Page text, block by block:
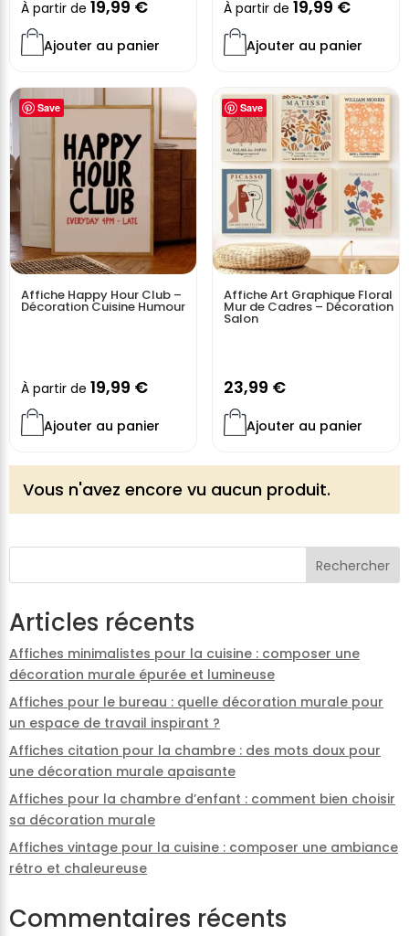
À partir de 19,99 €
Ajouter au panier
À partir de 19,99 €
Ajouter au panier
Save
Affiche Happy Hour Club –
Décoration Cuisine Humour
À partir de 19,99 €
Ajouter au panier
Save
Affiche Art Graphique Floral
Mur de Cadres – Décoration
Salon
23,99 €
Ajouter au panier
Vous n'avez encore vu aucun produit.
Rechercher
Articles récents
Affiches minimalistes pour la cuisine : composer une
décoration murale épurée et lumineuse
Affiches pour le bureau : quelle décoration murale pour
un espace de travail inspirant ?
Affiches citation pour la chambre : des mots doux pour
une décoration murale apaisante
Affiches pour la chambre d’enfant : comment bien choisir
sa décoration murale
Affiches vintage pour la cuisine : composer une ambiance
rétro et chaleureuse
Commentaires récents